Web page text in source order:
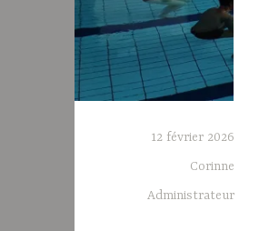
12 février 2026
Corinne
Administrateur